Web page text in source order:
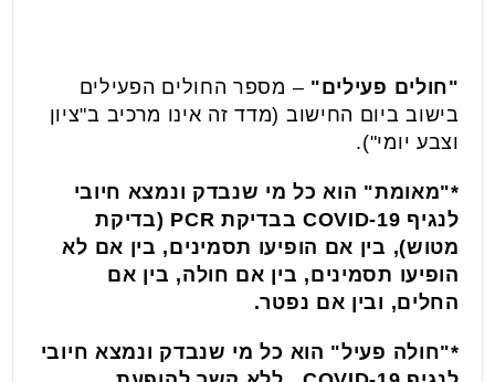
"חולים פעילים" – מספר החולים הפעילים
בישוב ביום החישוב (מדד זה אינו מרכיב ב"ציון
וצבע יומי").
*"מאומת" הוא כל מי שנבדק ונמצא חיובי
לנגיף COVID-19 בבדיקת PCR (בדיקת
מטוש), בין אם הופיעו תסמינים, בין אם לא
הופיעו תסמינים, בין אם חולה, בין אם
החלים, ובין אם נפטר.
*"חולה פעיל" הוא כל מי שנבדק ונמצא חיובי